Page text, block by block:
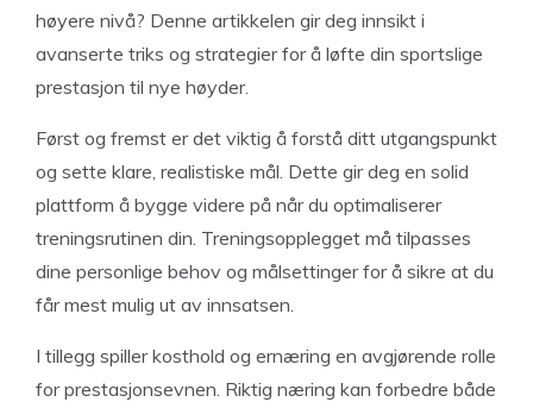
høyere nivå? Denne artikkelen gir deg innsikt i
avanserte triks og strategier for å løfte din sportslige
prestasjon til nye høyder.
Først og fremst er det viktig å forstå ditt utgangspunkt
og sette klare, realistiske mål. Dette gir deg en solid
plattform å bygge videre på når du optimaliserer
treningsrutinen din. Treningsopplegget må tilpasses
dine personlige behov og målsettinger for å sikre at du
får mest mulig ut av innsatsen.
I tillegg spiller kosthold og ernæring en avgjørende rolle
for prestasjonsevnen. Riktig næring kan forbedre både